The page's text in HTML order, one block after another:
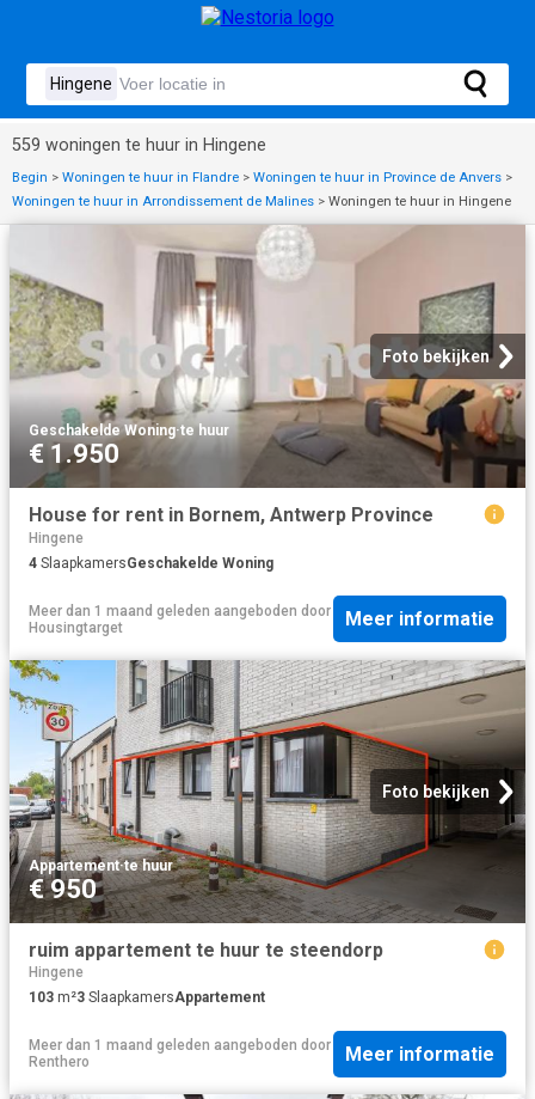
559 woningen te huur in Hingene
Begin > Woningen te huur in Flandre > Woningen te huur in Province de Anvers >
Woningen te huur in Arrondissement de Malines > Woningen te huur in Hingene
Foto bekijken
Geschakelde Woning·te huur
€ 1.950
House for rent in Bornem, Antwerp Province
Hingene
4 SlaapkamersGeschakelde Woning
Meer dan 1 maand geleden aangeboden door
Housingtarget
Meer informatie
Foto bekijken
Appartement·te huur
€ 950
ruim appartement te huur te steendorp
Hingene
103 m²3 SlaapkamersAppartement
Meer dan 1 maand geleden aangeboden door
Renthero
Meer informatie